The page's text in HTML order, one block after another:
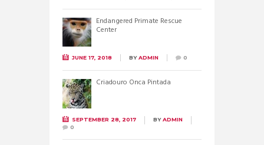
Endangered Primate Rescue
Center
JUNE 17, 2018 BYADMIN 0
Criadouro Onca Pintada
SEPTEMBER 28, 2017 BYADMIN
0